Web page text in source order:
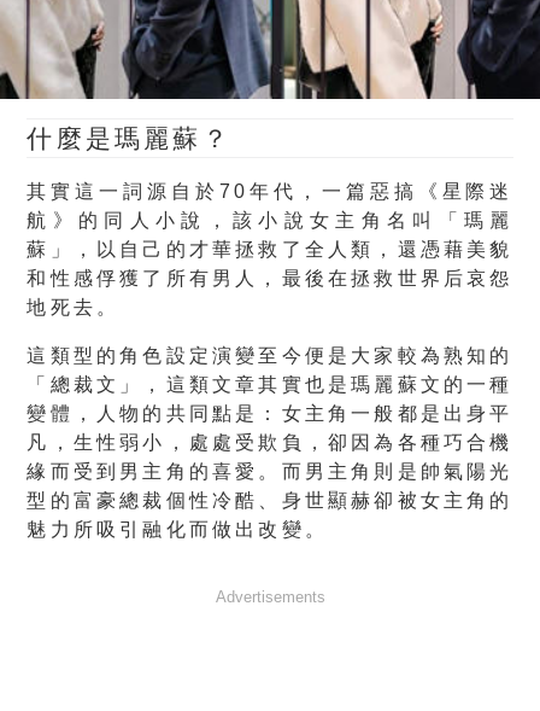
什麼是瑪麗蘇？
其實這一詞源自於70年代，一篇惡搞《星際迷
航》的同人小說，該小說女主角名叫「瑪麗
蘇」，以自己的才華拯救了全人類，還憑藉美貌
和性感俘獲了所有男人，最後在拯救世界后哀怨
地死去。
這類型的角色設定演變至今便是大家較為熟知的
「總裁文」，這類文章其實也是瑪麗蘇文的一種
變體，人物的共同點是：女主角一般都是出身平
凡，生性弱小，處處受欺負，卻因為各種巧合機
緣而受到男主角的喜愛。而男主角則是帥氣陽光
型的富豪總裁個性冷酷、身世顯赫卻被女主角的
魅力所吸引融化而做出改變。
Advertisements